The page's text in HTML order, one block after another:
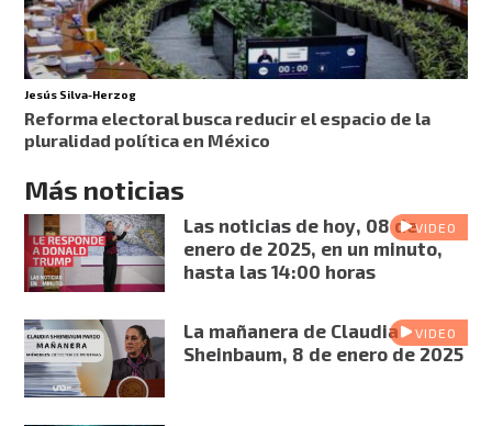
Jesús Silva-Herzog
Reforma electoral busca reducir el espacio de la
pluralidad política en México
Más noticias
VIDEO
Las noticias de hoy, 08 de
enero de 2025, en un minuto,
hasta las 14:00 horas
VIDEO
La mañanera de Claudia
Sheinbaum, 8 de enero de 2025